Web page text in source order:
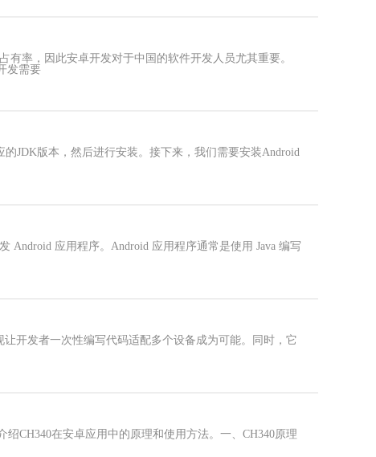
率，因此安卓开发对于中国的软件开发人员尤其重要。
发需要
JDK版本，然后进行安装。接下来，我们需要安装Android
Android 应用程序。Android 应用程序通常是使用 Java 编写
开发者一次性编写代码适配多个设备成为可能。同时，它
CH340在安卓应用中的原理和使用方法。一、CH340原理